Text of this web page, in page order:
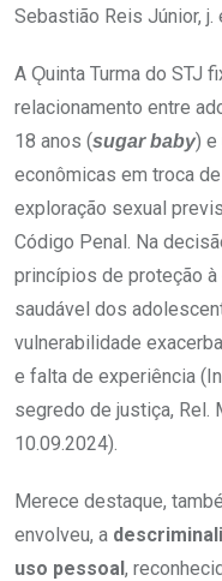
Sebastião Reis Júnior, j.
A Ǫuinta Turma do STJ
relacionamento entre
18 anos (sugar baby) e
econômicas em troca
exploração sexual
Código Penal. Na
princípios de proteção
saudável dos
vulnerabilidade
e falta de experiência
segredo de justiça, Rel.
10.09.2024).
Merece destaque,
envolveu, a
uso pessoal,